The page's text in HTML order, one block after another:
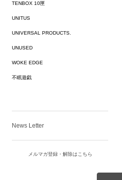
TENBOX 10匣
UNITUS
UNIVERSAL PRODUCTS.
UNUSED
WOKE EDGE
不眠遊戯
News Letter
メルマガ登録・解除はこちら